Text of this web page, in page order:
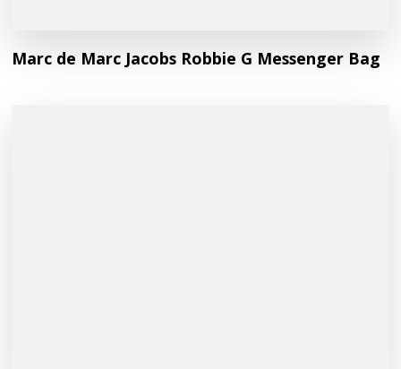
Marc de Marc Jacobs Robbie G Messenger Bag